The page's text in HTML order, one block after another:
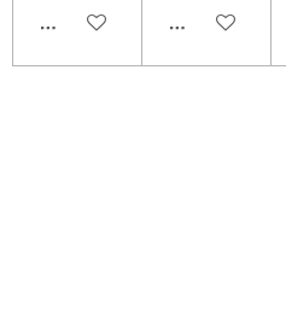
In winkelwagen In winkelwagen